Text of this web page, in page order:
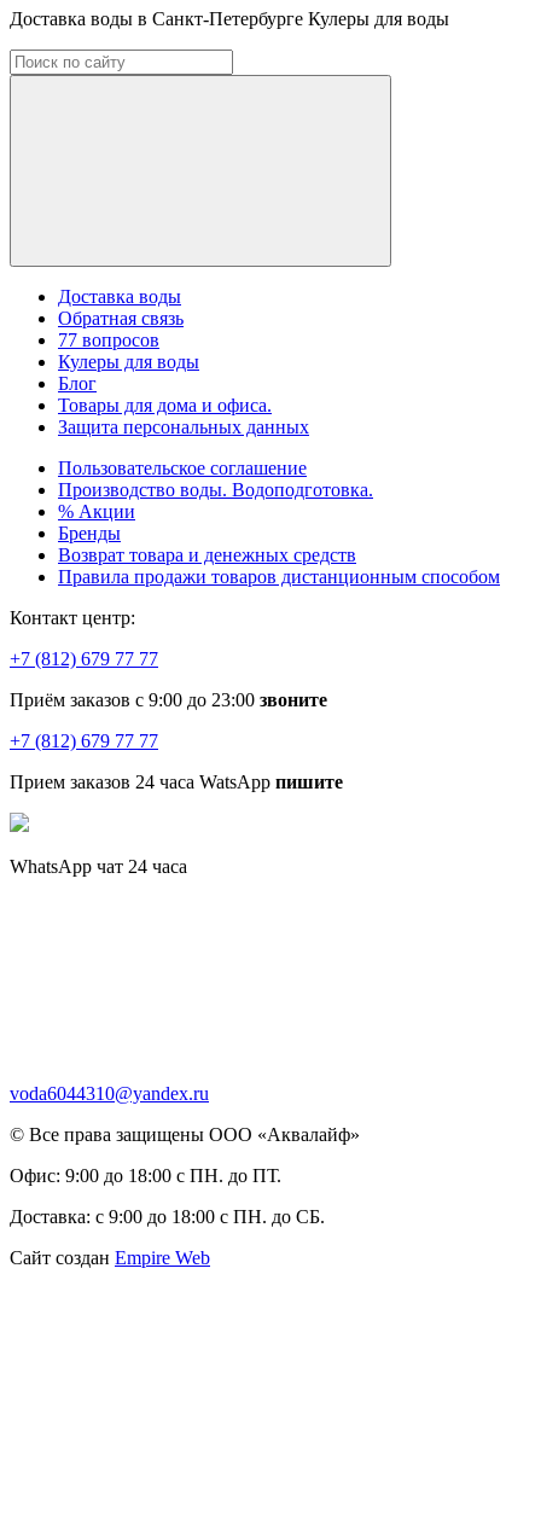
Доставка воды в Санкт-Петербурге Кулеры для воды
Доставка воды
Обратная связь
77 вопросов
Кулеры для воды
Блог
Товары для дома и офиса.
Защита персональных данных
Пользовательское соглашение
Производство воды. Водоподготовка.
% Акции
Бренды
Возврат товара и денежных средств
Правила продажи товаров дистанционным способом
Контакт центр:
+7 (812) 679 77 77
Приём заказов с 9:00 до 23:00 звоните
+7 (812) 679 77 77
Прием заказов 24 часа WatsApp пишите
WhatsApp чат 24 часа
voda6044310@yandex.ru
© Все права защищены ООО «Аквалайф»
Офис: 9:00 до 18:00 с ПН. до ПТ.
Доставка: с 9:00 до 18:00 с ПН. до СБ.
Сайт создан Empire Web